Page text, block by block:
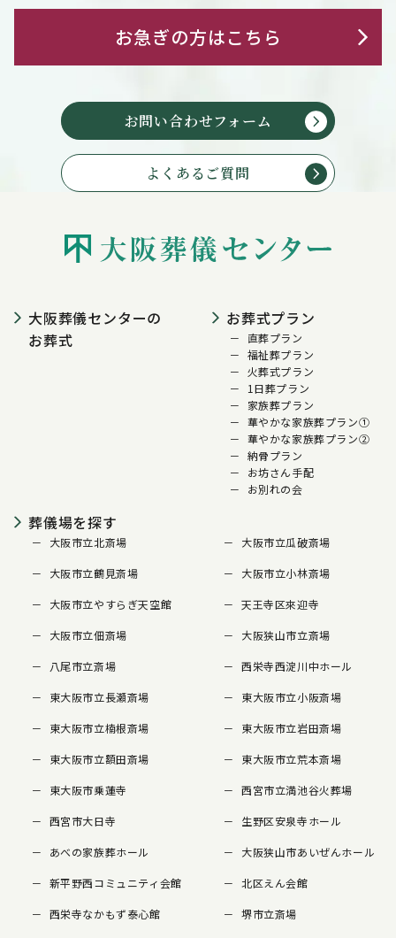
お急ぎの方はこちら
お問い合わせフォーム
よくあるご質問
大阪葬儀センターの
お葬式
お葬式プラン
直葬プラン
福祉葬プラン
火葬式プラン
1日葬プラン
家族葬プラン
華やかな家族葬プラン①
華やかな家族葬プラン②
納骨プラン
お坊さん手配
お別れの会
葬儀場を探す
大阪市立北斎場 大阪市立瓜破斎場
大阪市立鶴見斎場 大阪市立小林斎場
大阪市立やすらぎ天空館 天王寺区來迎寺
大阪市立佃斎場 大阪狭山市立斎場
八尾市立斎場 西栄寺西淀川中ホール
東大阪市立長瀬斎場 東大阪市立小阪斎場
東大阪市立楠根斎場 東大阪市立岩田斎場
東大阪市立額田斎場 東大阪市立荒本斎場
東大阪市乗蓮寺 西宮市立満池谷火葬場
西宮市大日寺 生野区安泉寺ホール
あべの家族葬ホール 大阪狭山市あいぜんホール
新平野西コミュニティ会館 北区えん会館
西栄寺なかもず泰心館 堺市立斎場